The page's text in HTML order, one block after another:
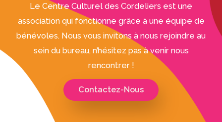
Le Centre Culturel des Cordeliers est une
association qui fonctionne grâce à une équipe de
bénévoles. Nous vous invitons à nous rejoindre au
sein du bureau, n’hésitez pas à venir nous
rencontrer !
Contactez-Nous